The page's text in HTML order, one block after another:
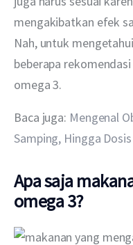
mengakibatkan efek
Nah, untuk
beberapa
omega 3.
Baca juga: Mengenal
Samping, Hingga
Apa saja
omega 3?